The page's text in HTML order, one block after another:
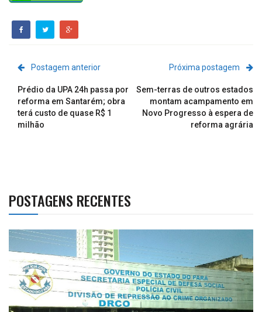
Postagem anterior
Prédio da UPA 24h passa por
reforma em Santarém; obra
terá custo de quase R$ 1
milhão
Próxima postagem
Sem-terras de outros estados
montam acampamento em
Novo Progresso à espera de
reforma agrária
POSTAGENS RECENTES